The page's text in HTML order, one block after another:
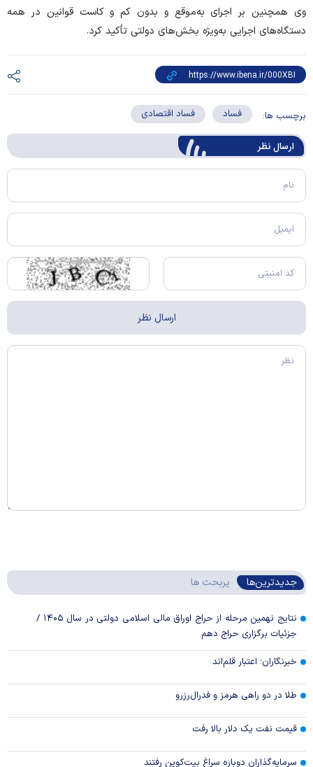
وی همچنین بر اجرای به‌موقع و بدون کم و کاست قوانین در همه
‌دستگاه‌های اجرایی به‌ویژه بخش‌های دولتی تأکید کرد.
برچسب ها: فساد فساد اقتصادی
ارسال‌ نظر
جدیدترین‌ها پربحث ها
نتایج نهمین مرحله از حراج اوراق مالی اسلامی دولتی در سال ۱۴۰۵ /
جزئیات برگزاری حراج دهم
خبرنگاران؛ اعتبار قلم‌اند
طلا در دو راهی هرمز و فدرال‌رزرو
قیمت نفت یک دلار بالا رفت
سرمایه‌گذاران دوباره سراغ بیت‌کوین رفتند